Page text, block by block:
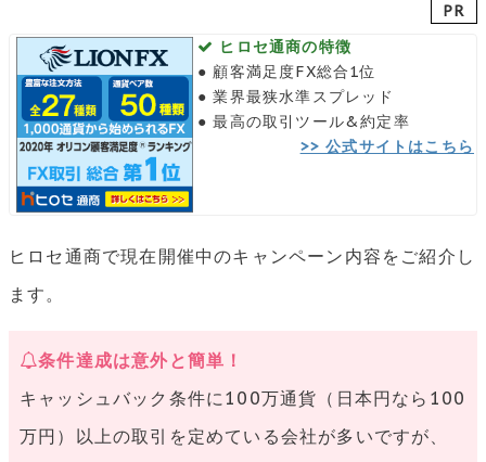
PR
ヒロセ通商の特徴
● 顧客満足度FX総合1位
● 業界最狭水準スプレッド
● 最高の取引ツール&約定率
>> 公式サイトはこちら
ヒロセ通商で現在開催中のキャンペーン内容をご紹介し
ます。
条件達成は意外と簡単！
キャッシュバック条件に100万通貨（日本円なら100
万円）以上の取引を定めている会社が多いですが、